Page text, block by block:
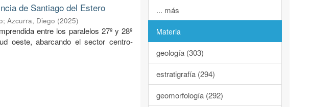
de Santiago del Estero
;Azcurra, Diego (2025)
entre los paralelos 27º y 28º
oeste, abarcando el sector centro-
... más
Materia
geología (303)
estratigrafía (294)
geomorfología (292)